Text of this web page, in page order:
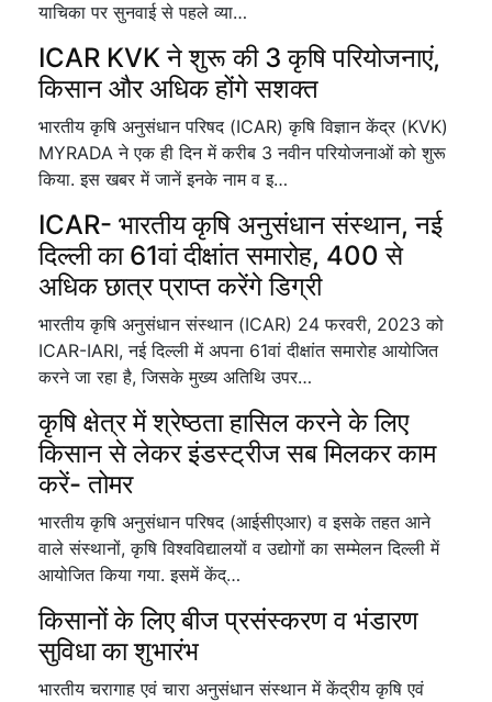
याचिका पर सुनवाई से पहले व्या…
ICAR KVK ने शुरू की 3 कृषि परियोजनाएं,
किसान और अधिक होंगे सशक्त
भारतीय कृषि अनुसंधान परिषद (ICAR) कृषि विज्ञान केंद्र (KVK)
MYRADA ने एक ही दिन में करीब 3 नवीन परियोजनाओं को शुरू
किया. इस खबर में जानें इनके नाम व इ…
ICAR- भारतीय कृषि अनुसंधान संस्थान, नई
दिल्ली का 61वां दीक्षांत समारोह, 400 से
अधिक छात्र प्राप्त करेंगे डिग्री
भारतीय कृषि अनुसंधान संस्थान (ICAR) 24 फरवरी, 2023 को
ICAR-IARI, नई दिल्ली में अपना 61वां दीक्षांत समारोह आयोजित
करने जा रहा है, जिसके मुख्य अतिथि उपर…
कृषि क्षेत्र में श्रेष्ठता हासिल करने के लिए
किसान से लेकर इंडस्ट्रीज सब मिलकर काम
करें- तोमर
भारतीय कृषि अनुसंधान परिषद (आईसीएआर) व इसके तहत आने
वाले संस्थानों, कृषि विश्वविद्यालयों व उद्योगों का सम्मेलन दिल्ली में
आयोजित किया गया. इसमें केंद्…
किसानों के लिए बीज प्रसंस्करण व भंडारण
सुविधा का शुभारंभ
भारतीय चरागाह एवं चारा अनुसंधान संस्थान में केंद्रीय कृषि एवं